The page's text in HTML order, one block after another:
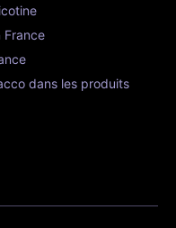
France
dans les produits